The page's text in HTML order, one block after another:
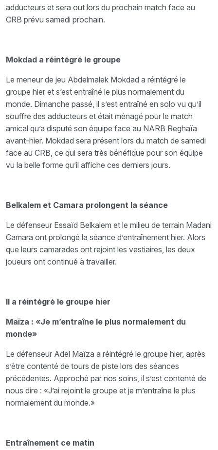
adducteurs et sera out lors du prochain match face au
CRB prévu samedi prochain.
Mokdad a réintégré le groupe
Le meneur de jeu Abdelmalek Mokdad a réintégré le
groupe hier et s’est entraîné le plus normalement du
monde. Dimanche passé, il s’est entraîné en solo vu qu’il
souffre des adducteurs et était ménagé pour le match
amical qu’a disputé son équipe face au NARB Reghaïa
avant-hier. Mokdad sera présent lors du match de samedi
face au CRB, ce qui sera très bénéfique pour son équipe
vu la belle forme qu’il affiche ces derniers jours.
Belkalem et Camara prolongent la séance
Le défenseur Essaïd Belkalem et le milieu de terrain Madani
Camara ont prolongé la séance d’entraînement hier. Alors
que leurs camarades ont rejoint les vestiaires, les deux
joueurs ont continué à travailler.
Il a réintégré le groupe hier
Maïza : «Je m’entraîne le plus normalement du
monde»
Le défenseur Adel Maïza a réintégré le groupe hier, après
s’être contenté de tours de piste lors des séances
précédentes. Approché par nos soins, il s’est contenté de
nous dire : «J’ai rejoint le groupe et je m’entraîne le plus
normalement du monde.»
Entraînement ce matin